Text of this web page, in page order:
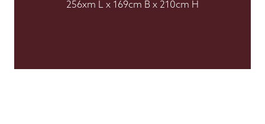
256xm L x 169cm B x 210cm H